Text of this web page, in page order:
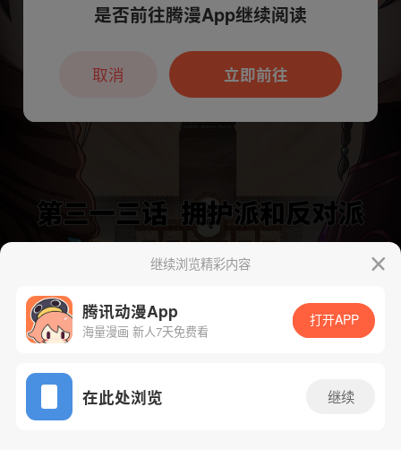
App免费看
下一话 腾漫App免费看
继续浏览精彩内容
腾讯动漫App
海量漫画 新人7天免费看
打开APP
在此处浏览 继续
本章节仅支持App阅读，可打开App新用
户7天免费看
是否前往腾漫App继续阅读
立即前往
取消